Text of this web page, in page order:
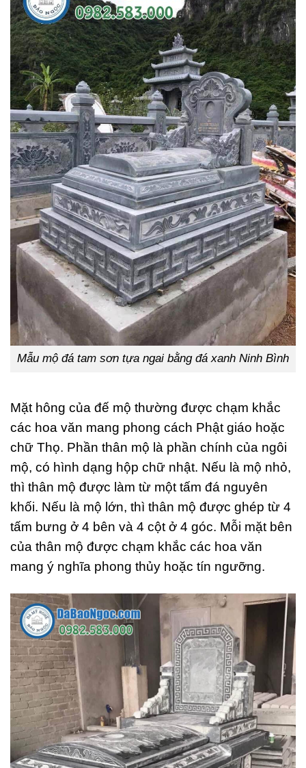
Mẫu mộ đá tam sơn tựa ngai bằng đá xanh Ninh Bình
Mặt hông của đế mộ thường được chạm khắc
các hoa văn mang phong cách Phật giáo hoặc
chữ Thọ. Phần thân mộ là phần chính của ngôi
mộ, có hình dạng hộp chữ nhật. Nếu là mộ nhỏ,
thì thân mộ được làm từ một tấm đá nguyên
khối. Nếu là mộ lớn, thì thân mộ được ghép từ 4
tấm bưng ở 4 bên và 4 cột ở 4 góc. Mỗi mặt bên
của thân mộ được chạm khắc các hoa văn
mang ý nghĩa phong thủy hoặc tín ngưỡng.